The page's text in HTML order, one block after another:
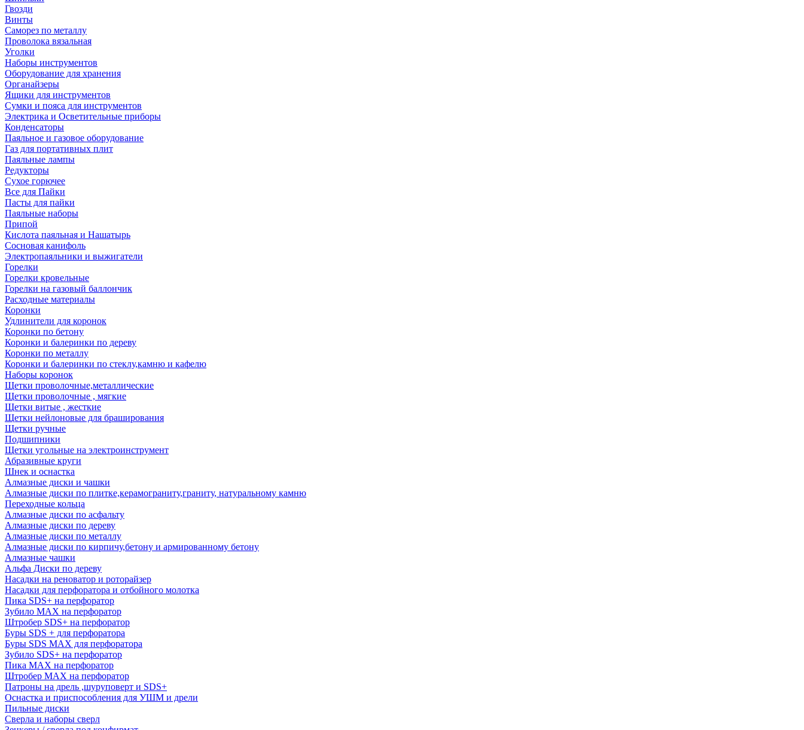
Гвозди
Винты
Саморез по металлу
Проволока вязальная
Уголки
Наборы инструментов
Оборудование для хранения
Органайзеры
Ящики для инструментов
Сумки и пояса для инструментов
Электрика и Осветительные приборы
Конденсаторы
Паяльное и газовое оборудование
Газ для портативных плит
Паяльные лампы
Редукторы
Сухое горючее
Все для Пайки
Пасты для пайки
Паяльные наборы
Припой
Кислота паяльная и Нашатырь
Сосновая канифоль
Электропаяльники и выжигатели
Горелки
Горелки кровельные
Горелки на газовый баллончик
Расходные материалы
Коронки
Удлинители для коронок
Коронки по бетону
Коронки и балеринки по дереву
Коронки по металлу
Коронки и балеринки по стеклу,камню и кафелю
Наборы коронок
Щетки проволочные,металлические
Щетки проволочные , мягкие
Щетки витые , жесткие
Щетки нейлоновые для браширования
Щетки ручные
Подшипники
Щетки угольные на электроинструмент
Абразивные круги
Шнек и оснастка
Алмазные диски и чашки
Алмазные диски по плитке,керамограниту,граниту, натуральному камню
Переходные кольца
Алмазные диски по асфальту
Алмазные диски по дереву
Алмазные диски по металлу
Алмазные диски по кирпичу,бетону и армированному бетону
Алмазные чашки
Альфа Диски по дереву
Насадки на реноватор и роторайзер
Насадки для перфоратора и отбойного молотка
Пика SDS+ на перфоратор
Зубило MAX на перфоратор
Штробер SDS+ на перфоратор
Буры SDS + для перфоратора
Буры SDS MAX для перфоратора
Зубило SDS+ на перфоратор
Пика MAX на перфоратор
Штробер MAX на перфоратор
Патроны на дрель ,шуруповерт и SDS+
Оснастка и приспособления для УШМ и дрели
Пильные диски
Сверла и наборы сверл